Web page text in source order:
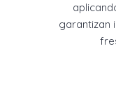
garantizan